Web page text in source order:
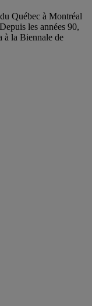
Québec à Montréal
les années 90,
à la Biennale de